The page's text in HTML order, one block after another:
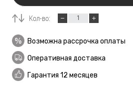
Кол-во:
Возможна рассрочка оплаты
Оперативная доставка
Гарантия 12 месяцев